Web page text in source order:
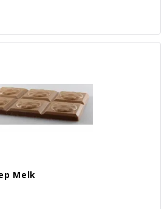
Melk